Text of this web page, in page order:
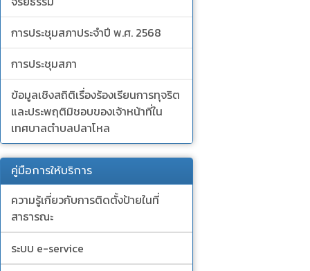
การประชุมสภาประจำปี พ.ศ. 2568
การประชุมสภา
ข้อมูลเชิงสถิติเรื่องร้องเรียนการทุจริต
และประพฤติมิชอบของเจ้าหน้าที่ใน
เทศบาลตำบลปลาโหล
คู่มือการให้บริการ
ความรู้เกี่ยวกับการติดตั้งป้ายในที่
สาธารณะ
ระบบ e-service